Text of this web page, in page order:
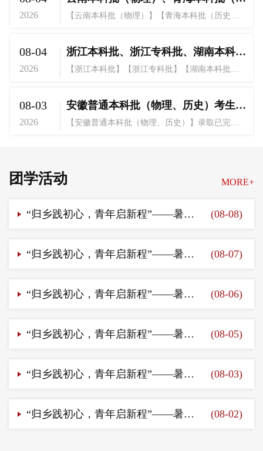
2026
08-04
2026
浙江本科批、浙江专科批、湖南本科批（物理）考生现可查询长春科技学院2026年录取情况
08-03
2026
安徽普通本科批（物理、历史）考生现可查询长春科技学院2026年录取情况
团学活动 MORE+
(08-08)
“归乡践初心，青年启新程”——暑假返家乡社会实践活动（十三）
(08-07)
“归乡践初心，青年启新程”——暑假返家乡社会实践活动（十二）
(08-06)
“归乡践初心，青年启新程”——暑假返家乡社会实践活动（十一）
(08-05)
“归乡践初心，青年启新程”——暑假返家乡社会实践活动（十）
(08-03)
“归乡践初心，青年启新程”——暑假返家乡社会实践活动（九）
(08-02)
“归乡践初心，青年启新程”——暑假返家乡社会实践活动（八）